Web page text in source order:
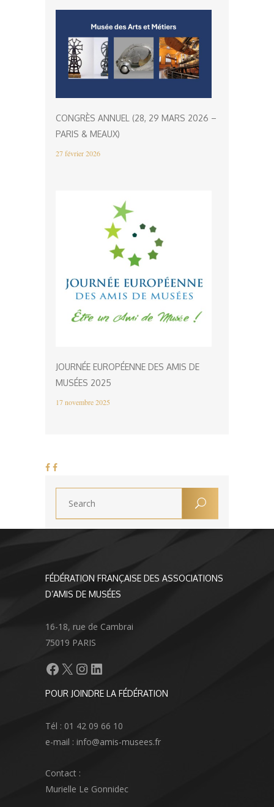
CONGRÈS ANNUEL (28, 29 MARS 2026 –
PARIS & MEAUX)
27 février 2026
JOURNÉE EUROPÉENNE DES AMIS DE
MUSÉES 2025
17 novembre 2025
FÉDÉRATION FRANÇAISE DES ASSOCIATIONS
D’AMIS DE MUSÉES
16-18, rue de Cambrai
75019 PARIS
Facebook
X Instagram
LinkedIn
POUR JOINDRE LA FÉDÉRATION
Tél : 01 42 09 66 10
e-mail : info@amis-musees.fr
Contact :
Murielle Le Gonnidec